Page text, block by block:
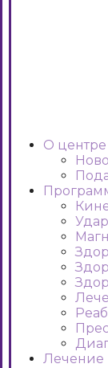
О центре
Лечение